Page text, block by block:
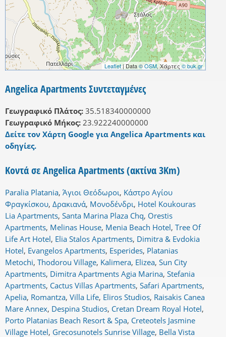
Leaflet| Data© OSM, Χάρτες© buk.gr
Angelica Apartments Συντεταγμένες
Γεωγραφικό Πλάτος: 35.518340000000
Γεωγραφικό Μήκος: 23.922240000000
Δείτε τον Χάρτη Google για Angelica Apartments και
οδηγίες.
Κοντά σε Angelica Apartments (ακτίνα 3Km)
Paralia Platania, Άγιοι Θεόδωροι, Κάστρο Αγίου
Φραγκίσκου, Δρακιανά, Μονοδένδρι, Hotel Koukouras
Lia Apartments, Santa Marina Plaza Chq, Orestis
Apartments, Melinas House, Menia Beach Hotel, Tree Of
Life Art Hotel, Elia Stalos Apartments, Dimitra & Evdokia
Hotel, Evangelos Apartments, Esperides, Platanias
Metochi, Thodorou Village, Kalimera, Elizea, Sun City
Apartments, Dimitra Apartments Agia Marina, Stefania
Apartments, Cactus Villas Apartments, Safari Apartments,
Apelia, Romantza, Villa Life, Eliros Studios, Raisakis Canea
Mare Annex, Despina Studios, Cretan Dream Royal Hotel,
Porto Platanias Beach Resort & Spa, Creteotels Jasmine
Village Hotel, Grecosunotels Sunrise Village, Bella Vista